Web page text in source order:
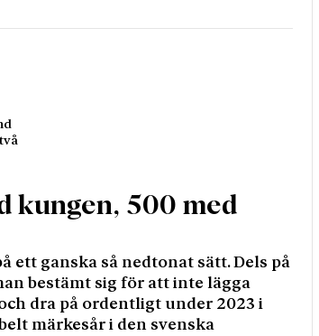
kungen, 500 med
ett ganska så nedtonat sätt. Dels på
bestämt sig för att inte lägga
dra på ordentligt under 2023 i
märkesår i den svenska